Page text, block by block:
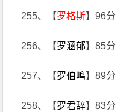
255、【罗格斯】96分
256、【罗涵郁】85分
257、【罗伯鸣】89分
258、【罗君辞】83分